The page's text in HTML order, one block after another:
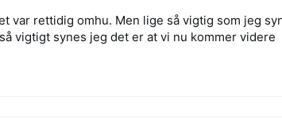
var rettidig omhu. Men lige så vigtig som jeg
vigtigt synes jeg det er at vi nu kommer videre